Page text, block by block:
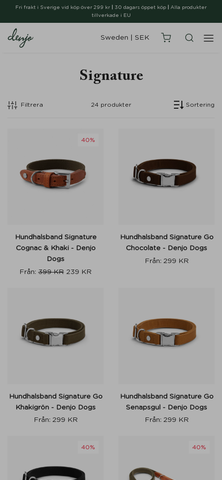
Fri frakt i Sverige vid köp över 299 kr 30 dagars öppet köp
Alla produkter
tillverkade i EU
Sweden SEK
Signature
Filtrera 24 produkter Sortering
Hundhalsband Signature
Cognac & Khaki - Denjo
Dogs
Från: 399KR 239 KR
40%
Hundhalsband Signature Go
Chocolate - Denjo Dogs
Från: 299 KR
Hundhalsband Signature Go
Khakigrön - Denjo Dogs
Från: 299 KR
Hundhalsband Signature Go
Senapsgul - Denjo Dogs
Från: 299 KR
40% 40%